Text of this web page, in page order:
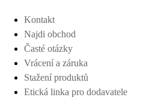
Kontakt
Najdi obchod
Časté otázky
Vrácení a záruka
Stažení produktů
Etická linka pro dodavatele